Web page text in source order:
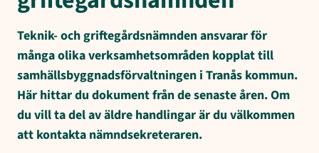
Teknik- och griftegårdsnämnden ansvarar för
många olika verksamhetsområden kopplat till
samhällsbyggnadsförvaltningen i Tranås kommun.
Här hittar du dokument från de senaste åren. Om
du vill ta del av äldre handlingar är du välkommen
att kontakta nämndsekreteraren.